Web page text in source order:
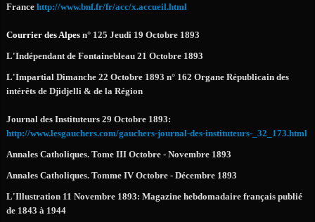
France http://www.bnf.fr/fr/acc/x.accueil.html
Courrier des Alpes n° 125 Jeudi 19 Octobre 1893
L'Indépendant de Fontainebleau 21 Octobre 1893
L'Impartial Dimanche 22 Octobre 1893 n° 162 Organe Républicain des
intérêts de Djidjelli & de la Région
Journal des Instituteurs 29 Octobre 1893:
http://www.lesgauchers.com/gauchers-journal-des-instituteurs-_32_173.html
Annales Catholiques. Tome III Octobre - Novembre 1893
Annales Catholiques. Tomme IV Octobre - Décembre 1893
L'Illustration 11 Novembre 1893: Magazine hebdomadaire français publié
de 1843 à 1944